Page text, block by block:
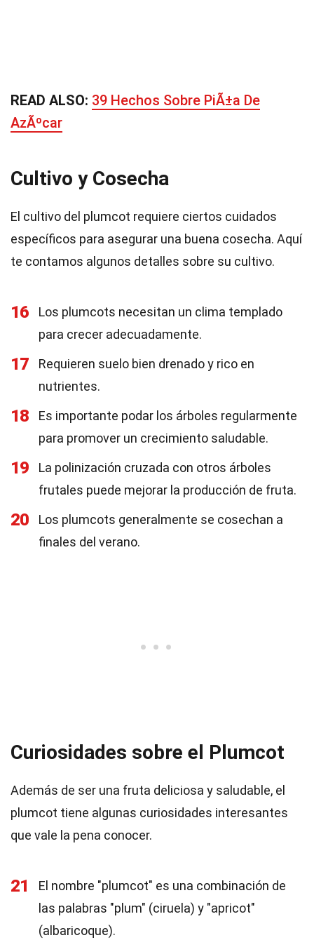
READ ALSO: 39 Hechos Sobre PiÃ±a De
AzÃºcar
Cultivo y Cosecha
El cultivo del plumcot requiere ciertos cuidados
específicos para asegurar una buena cosecha. Aquí
te contamos algunos detalles sobre su cultivo.
16
Los plumcots necesitan un clima templado
para crecer adecuadamente.
17
Requieren suelo bien drenado y rico en
nutrientes.
18
Es importante podar los árboles regularmente
para promover un crecimiento saludable.
19
La polinización cruzada con otros árboles
frutales puede mejorar la producción de fruta.
20
Los plumcots generalmente se cosechan a
finales del verano.
Curiosidades sobre el Plumcot
Además de ser una fruta deliciosa y saludable, el
plumcot tiene algunas curiosidades interesantes
que vale la pena conocer.
21
El nombre "plumcot" es una combinación de
las palabras "plum" (ciruela) y "apricot"
(albaricoque).